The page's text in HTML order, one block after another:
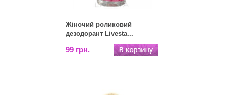
Жіночий роликовий
дезодорант Livesta...
99 грн.